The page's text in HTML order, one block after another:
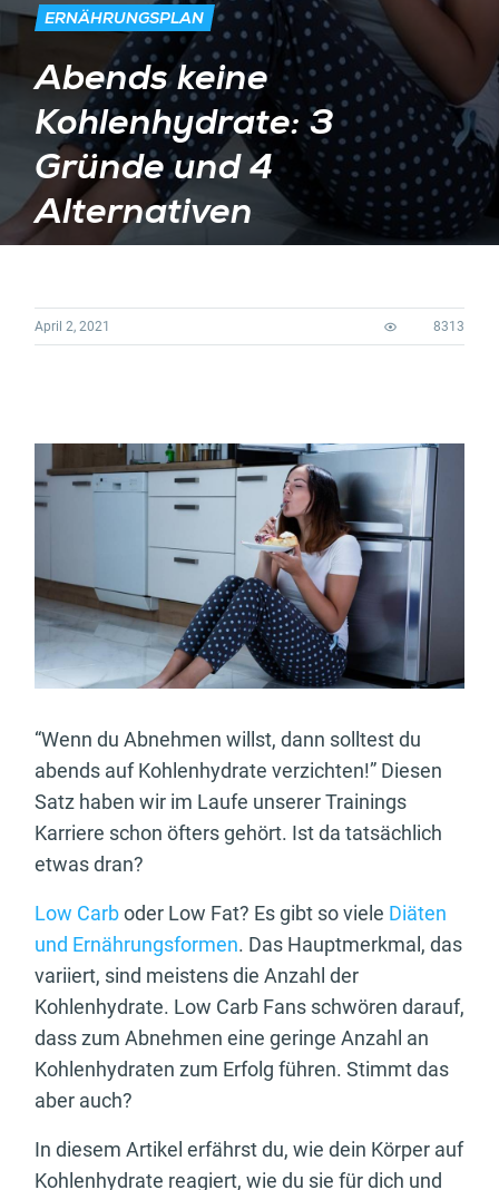
ERNÄHRUNGSPLAN
Abends keine
Kohlenhydrate: 3
Gründe und 4
Alternativen
April 2, 2021 8313
“Wenn du Abnehmen willst, dann solltest du
abends auf Kohlenhydrate verzichten!” Diesen
Satz haben wir im Laufe unserer Trainings
Karriere schon öfters gehört. Ist da tatsächlich
etwas dran?
Low Carboder Low Fat? Es gibt so viele Diäten
und Ernährungsformen. Das Hauptmerkmal, das
variiert, sind meistens die Anzahl der
Kohlenhydrate. Low Carb Fans schwören darauf,
dass zum Abnehmen eine geringe Anzahl an
Kohlenhydraten zum Erfolg führen. Stimmt das
aber auch?
In diesem Artikel erfährst du, wie dein Körper auf
Kohlenhydrate reagiert, wie du sie für dich und